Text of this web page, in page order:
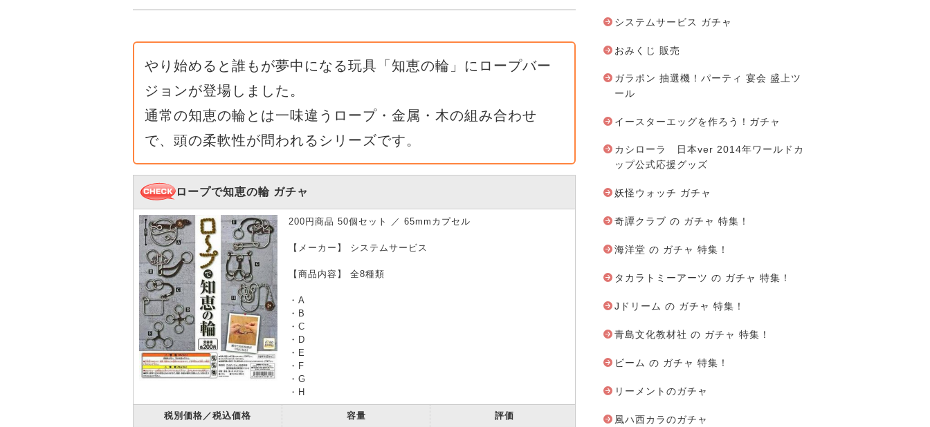
やり始めると誰もが夢中になる玩具「知恵の輪」にロープバー
ジョンが登場しました。
通常の知恵の輪とは一味違うロープ・金属・木の組み合わせ
で、頭の柔軟性が問われるシリーズです。
ロープで知恵の輪 ガチャ
200円商品 50個セット ／ 65mmカプセル
【メーカー】 システムサービス
【商品内容】 全8種類
・A
・B
・C
・D
・E
・F
・G
・H
税別価格／税込価格 容量 評価
システムサービス ガチャ
おみくじ 販売
ガラポン 抽選機！パーティ 宴会 盛上ツ
ール
イースターエッグを作ろう！ガチャ
カシローラ 日本ver 2014年ワールドカ
ップ公式応援グッズ
妖怪ウォッチ ガチャ
奇譚クラブ の ガチャ 特集！
海洋堂 の ガチャ 特集！
タカラトミーアーツ の ガチャ 特集！
Jドリーム の ガチャ 特集！
青島文化教材社 の ガチャ 特集！
ビーム の ガチャ 特集！
リーメントのガチャ
風ハ西カラのガチャ